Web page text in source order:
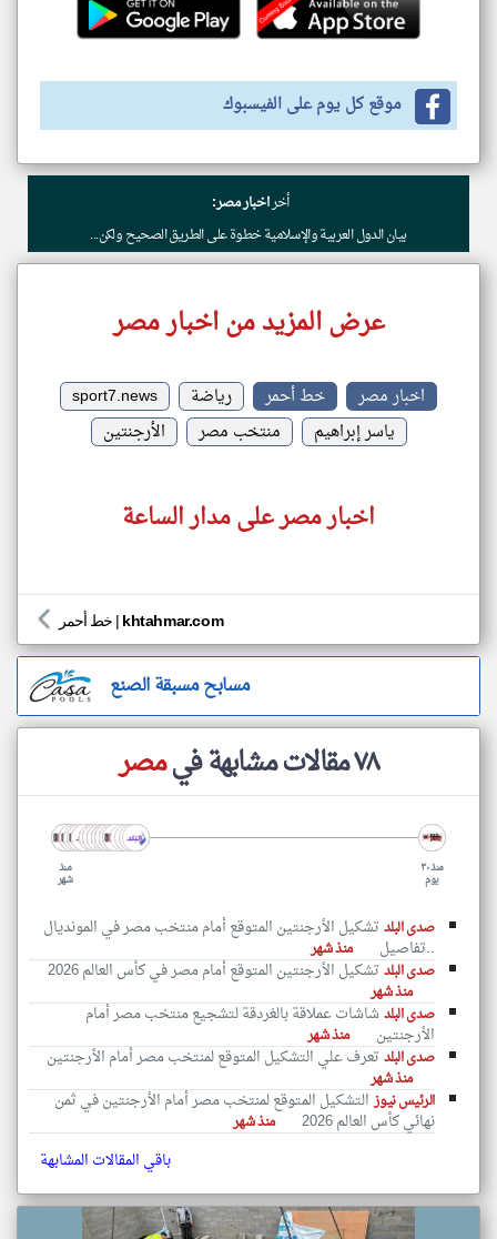
موقع كل يوم على الفيسبوك
أخراخبار مصر:
بيان الدول العربية والإسلامية خطوة على الطريق الصحيح ولكن...
عرض المزيد من اخبار مصر
اخبار مصر خط أحمر رياضة
sport7.news
ياسر إبراهيم
منتخب مصر الأرجنتين
اخبار مصر على مدار الساعة
خط أحمر | khtahmar.com
مسابح مسبقة الصنع
٧٨ مقالات مشابهة في مصر
منذ
شهر
منذ ٣٠
يوم
صدى البلد تشكيل الأرجنتين المتوقع أمام منتخب مصر في المونديال
..تفاصيل
منذ شهر
صدى البلد تشكيل الأرجنتين المتوقع أمام مصر في كأس العالم 2026
منذ شهر
صدى البلد شاشات عملاقة بالغردقة لتشجيع منتخب مصر أمام
الأرجنتين
منذ شهر
صدى البلد تعرف علي التشكيل المتوقع لمنتخب مصر أمام الأرجنتين
منذ شهر
الرئيس نيوز التشكيل المتوقع لمنتخب مصر أمام الأرجنتين في ثمن
نهائي كأس العالم 2026 منذ شهر
باقي المقالات المشابهة